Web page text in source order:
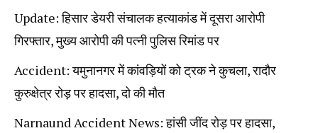
Update: हिसार डेयरी संचालक हत्याकांड में दूसरा आरोपी
गिरफ्तार, मुख्य आरोपी की पत्नी पुलिस रिमांड पर
Accident: यमुनानगर में कांवड़ियों को ट्रक ने कुचला, रादौर
कुरुक्षेत्र रोड़ पर हादसा, दो की मौत
Narnaund Accident News: हांसी जींद रोड़ पर हादसा,